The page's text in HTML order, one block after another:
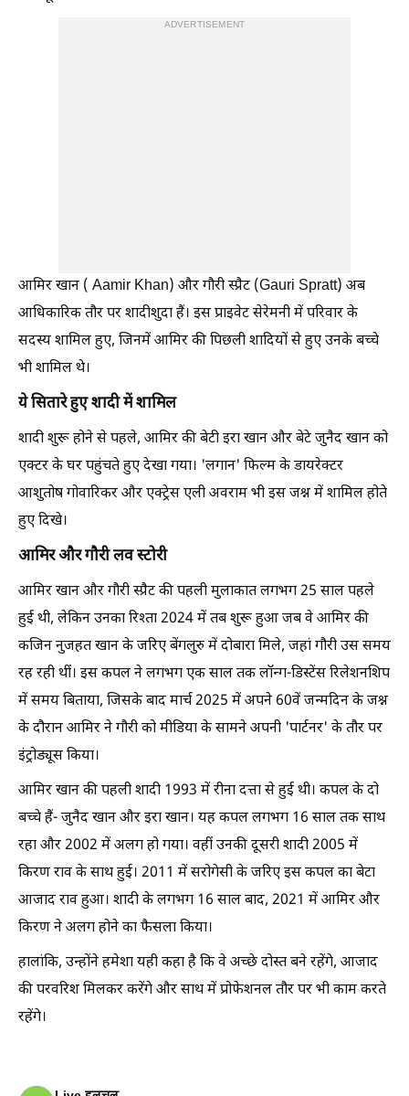
ADVERTISEMENT
आमिर खान ( Aamir Khan) और गौरी स्प्रैट (Gauri Spratt) अब
आधिकारिक तौर पर शादीशुदा हैं। इस प्राइवेट सेरेमनी में परिवार के
सदस्य शामिल हुए, जिनमें आमिर की पिछली शादियों से हुए उनके बच्चे
भी शामिल थे।
ये सितारे हुए शादी में शामिल
शादी शुरू होने से पहले, आमिर की बेटी इरा खान और बेटे जुनैद खान को
एक्टर के घर पहुंचते हुए देखा गया। 'लगान' फिल्म के डायरेक्टर
आशुतोष गोवारिकर और एक्ट्रेस एली अवराम भी इस जश्न में शामिल होते
हुए दिखे।
आमिर और गौरी लव स्टोरी
आमिर खान और गौरी स्प्रैट की पहली मुलाकात लगभग 25 साल पहले
हुई थी, लेकिन उनका रिश्ता 2024 में तब शुरू हुआ जब वे आमिर की
कजिन नुजहत खान के जरिए बेंगलुरु में दोबारा मिले, जहां गौरी उस समय
रह रही थीं। इस कपल ने लगभग एक साल तक लॉन्ग-डिस्टेंस रिलेशनशिप
में समय बिताया, जिसके बाद मार्च 2025 में अपने 60वें जन्मदिन के जश्न
के दौरान आमिर ने गौरी को मीडिया के सामने अपनी 'पार्टनर' के तौर पर
इंट्रोड्यूस किया।
आमिर खान की पहली शादी 1993 में रीना दत्ता से हुई थी। कपल के दो
बच्चे हैं- जुनैद खान और इरा खान। यह कपल लगभग 16 साल तक साथ
रहा और 2002 में अलग हो गया। वहीं उनकी दूसरी शादी 2005 में
किरण राव के साथ हुई। 2011 में सरोगेसी के जरिए इस कपल का बेटा
आजाद राव हुआ। शादी के लगभग 16 साल बाद, 2021 में आमिर और
किरण ने अलग होने का फैसला किया।
हालांकि, उन्होंने हमेशा यही कहा है कि वे अच्छे दोस्त बने रहेंगे, आजाद
की परवरिश मिलकर करेंगे और साथ में प्रोफेशनल तौर पर भी काम करते
रहेंगे।